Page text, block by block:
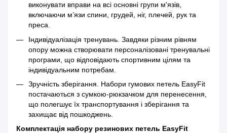
виконувати вправи на всі основні групи м'язів,
включаючи м’язи спини, грудей, ніг, плечей, рук та
преса.
Індивідуалізація тренувань. Завдяки різним рівням
опору можна створювати персоналізовані тренувальні
програми, що відповідають спортивним цілям та
індивідуальним потребам.
Зручність зберігання. Набори гумових петель EasyFit
постачаються з сумкою-рюкзачком для перенесення,
що полегшує їх транспортування і зберігання та
захищає від пошкоджень.
Комплектація набору резинових петель EasyFit